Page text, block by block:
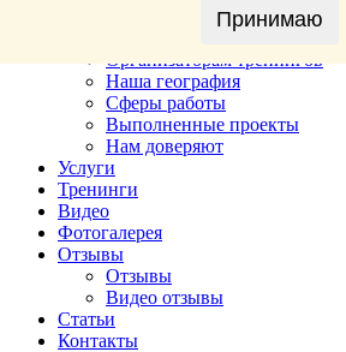
Настройка и внедрение CRM
16 причин заказать тренинг у
Организаторам тренингов
Наша география
Сферы работы
Выполненные проекты
Нам доверяют
Услуги
Тренинги
Видео
Фотогалерея
Отзывы
Отзывы
Видео отзывы
Статьи
Контакты
Принимаю